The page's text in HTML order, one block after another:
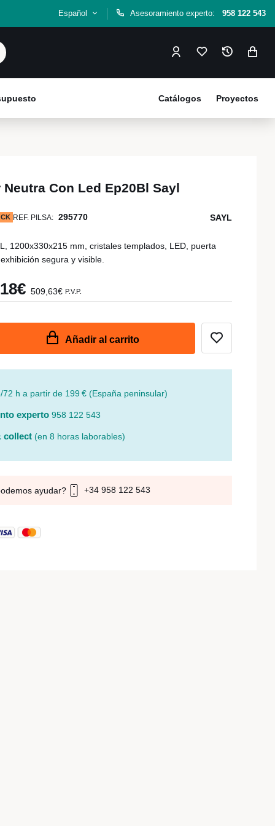
Español Asesoramiento experto: 958 122 543
Proyectos
Catálogos
Con Led Ep20Bl Sayl
REF. PILSA: 295770 SAYL
1200x330x215 mm, cristales templados, LED, puerta
segura y visible.
509,63€ P.V.P.
Añadir al carrito
72 h a partir de 199 € (España peninsular)
experto 958 122 543
collect (en 8 horas laborables)
ayudar? +34 958 122 543